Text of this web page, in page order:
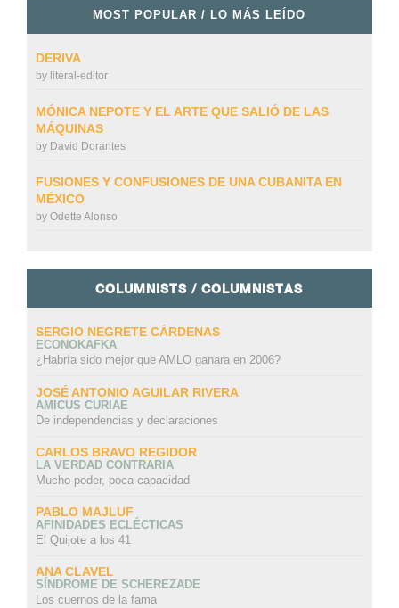
MOST POPULAR / LO MÁS LEÍDO
DERIVA
by literal-editor
MÓNICA NEPOTE Y EL ARTE QUE SALIÓ DE LAS
MÁQUINAS
by David Dorantes
FUSIONES Y CONFUSIONES DE UNA CUBANITA EN
MÉXICO
by Odette Alonso
COLUMNISTS / COLUMNISTAS
SERGIO NEGRETE CÁRDENAS
ECONOKAFKA
¿Habría sido mejor que AMLO ganara en 2006?
JOSÉ ANTONIO AGUILAR RIVERA
AMICUS CURIAE
De independencias y declaraciones
CARLOS BRAVO REGIDOR
LA VERDAD CONTRARIA
Mucho poder, poca capacidad
PABLO MAJLUF
AFINIDADES ECLÉCTICAS
El Quijote a los 41
ANA CLAVEL
SÍNDROME DE SCHEREZADE
Los cuernos de la fama